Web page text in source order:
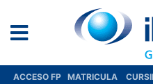
ACCESO FP MATRICULA